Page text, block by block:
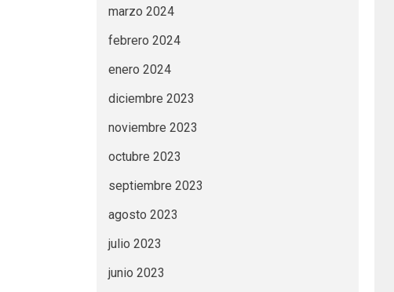
marzo 2024
febrero 2024
enero 2024
diciembre 2023
noviembre 2023
octubre 2023
septiembre 2023
agosto 2023
julio 2023
junio 2023